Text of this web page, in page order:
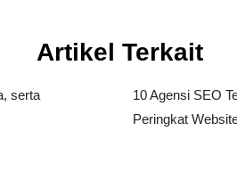
Artikel Terkait
serta
10 Agensi SEO
Peringkat